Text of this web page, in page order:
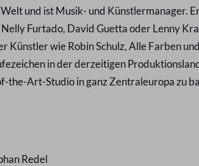
und ist Musik- und Künstlermanager.
Furtado, David Guetta oder Lenny
wie Robin Schulz, Alle Farben und
in der derzeitigen
the-Art-Studio in ganz Zentraleuropa zu
Redel